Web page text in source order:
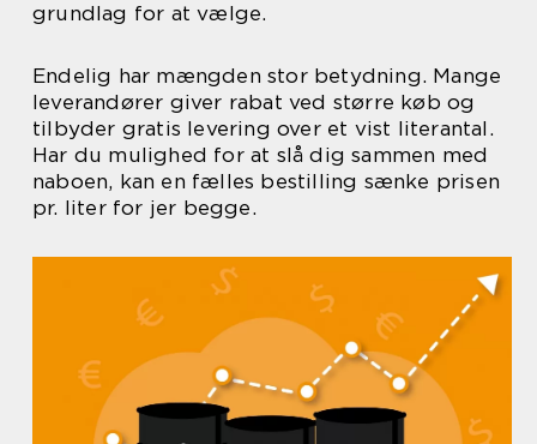
grundlag for at vælge.
Endelig har mængden stor betydning. Mange
leverandører giver rabat ved større køb og
tilbyder gratis levering over et vist literantal.
Har du mulighed for at slå dig sammen med
naboen, kan en fælles bestilling sænke prisen
pr. liter for jer begge.